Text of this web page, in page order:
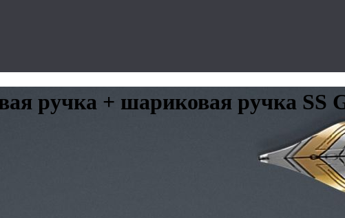
ручка + шариковая ручка SS